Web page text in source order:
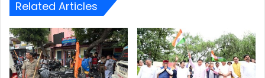
Related Articles